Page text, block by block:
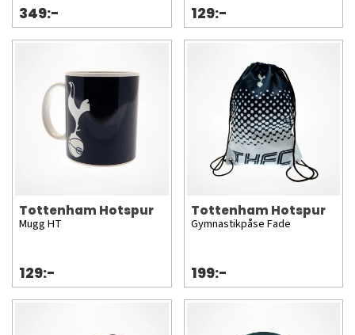
349:- 129:-
Tottenham Hotspur
Mugg HT
129:-
Tottenham Hotspur
Gymnastikpåse Fade
199:-